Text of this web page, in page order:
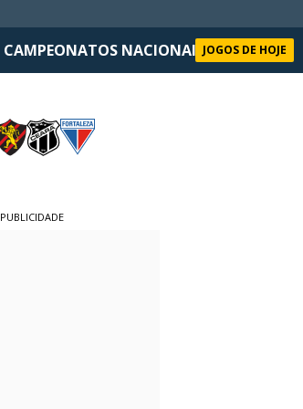
CAMPEONATOS NACIONAIS SELEÇÃO
JOGOS DE HOJE
PUBLICIDADE